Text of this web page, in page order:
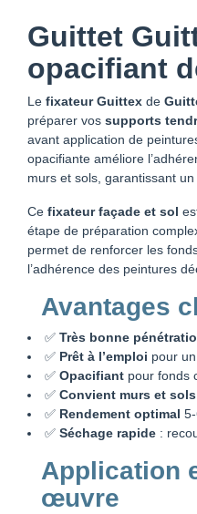
Guittet
opacifiant
Le fixateur Guittex de
préparer vos supports
avant application de
opacifiante améliore
murs et sols, garantissant
Ce fixateur façade et sol
étape de préparation
permet de renforcer les
l’adhérence des peintures
Avantages
✅ Très bonne
✅ Prêt à l’emploi pour
✅ Opacifiant pour fonds
✅ Convient murs et sols
✅ Rendement optimal
✅ Séchage rapide :
Application
œuvre